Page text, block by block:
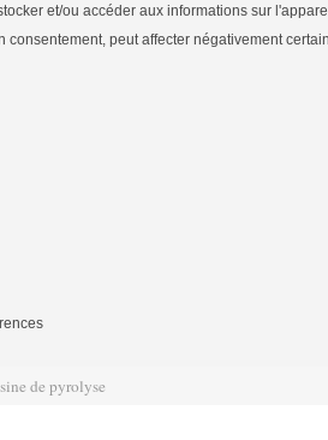
et/ou accéder aux informations sur
peut affecter négativement
de pyrolyse